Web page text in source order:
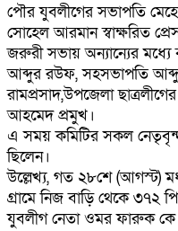
পৌর যুবলীগের সভাপতি
সোহেল আরমান স্বাক্ষরিত
জরুরী সভায় অন্যান্যের মধ্যে
আব্দুর রউফ, সহসভাপতি
রামপ্রসাদ,উপজেলা
আহমেদ প্রমুখ।
এ সময় কমিটির সকল নেতৃবৃন্দ
ছিলেন।
উল্লেখ্য, গত ২৮শে (আগস্ট)
গ্রামে নিজ বাড়ি থেকে ৩৭২
যুবলীগ নেতা ওমর ফারুক